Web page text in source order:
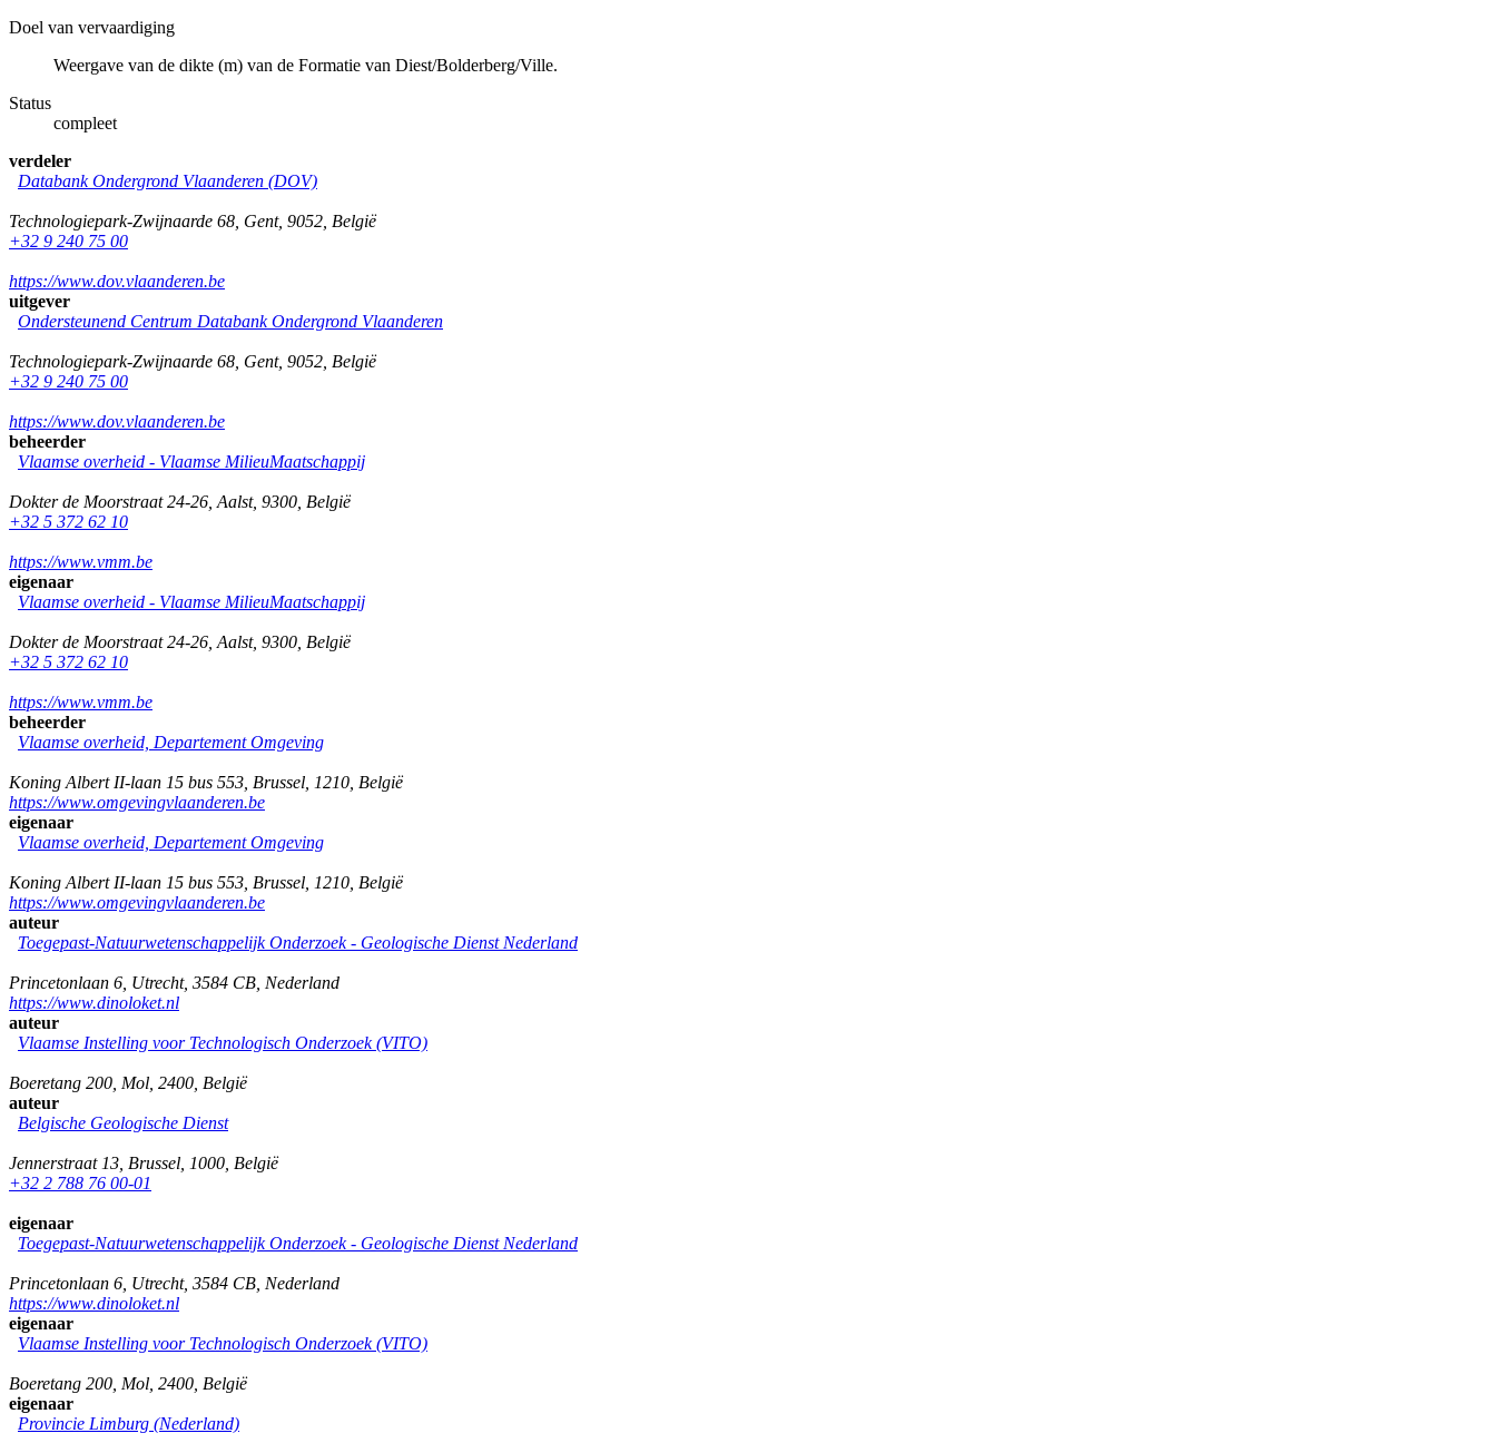
Doel van vervaardiging
Weergave van de dikte (m) van de Formatie van Diest/Bolderberg/Ville.
Status
compleet
verdeler
Databank Ondergrond Vlaanderen (DOV)
Technologiepark-Zwijnaarde 68 Gent, 9052 België
+32 9 240 75 00
https://www.dov.vlaanderen.be
uitgever
Ondersteunend Centrum Databank Ondergrond Vlaanderen
Technologiepark-Zwijnaarde 68 Gent, 9052 België
+32 9 240 75 00
https://www.dov.vlaanderen.be
beheerder
Vlaamse overheid - Vlaamse MilieuMaatschappij
Dokter de Moorstraat 24-26 Aalst, 9300 België
+32 5 372 62 10
https://www.vmm.be
eigenaar
Vlaamse overheid - Vlaamse MilieuMaatschappij
Dokter de Moorstraat 24-26 Aalst, 9300 België
+32 5 372 62 10
https://www.vmm.be
beheerder
Vlaamse overheid, Departement Omgeving
Koning Albert II-laan 15 bus 553 Brussel 1210 België
https://www.omgevingvlaanderen.be
eigenaar
Vlaamse overheid, Departement Omgeving
Koning Albert II-laan 15 bus 553 Brussel 1210 België
https://www.omgevingvlaanderen.be
auteur
Toegepast-Natuurwetenschappelijk Onderzoek - Geologische Dienst Nederland
Princetonlaan 6 Utrecht, 3584 CB Nederland
https://www.dinoloket.nl
auteur
Vlaamse Instelling voor Technologisch Onderzoek (VITO)
Boeretang 200 Mol 2400 België
auteur
Belgische Geologische Dienst
Jennerstraat 13 Brussel 1000 België
+32 2 788 76 00-01
eigenaar
Toegepast-Natuurwetenschappelijk Onderzoek - Geologische Dienst Nederland
Princetonlaan 6 Utrecht, 3584 CB Nederland
https://www.dinoloket.nl
eigenaar
Vlaamse Instelling voor Technologisch Onderzoek (VITO)
Boeretang 200 Mol 2400 België
eigenaar
Provincie Limburg (Nederland)